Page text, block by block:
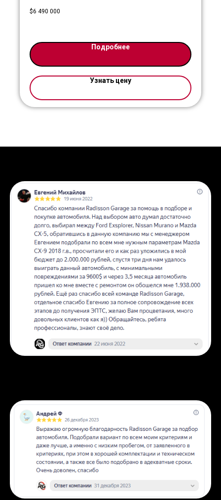
Кузов: Лифтбек
Пробег: 50 км
Тип двигателя: электро
Мощность: 544 л.с.
Трансмиссия: автомат
Передач: 1
Привод: полный
Запас хода:
526 км
$6 490 000
Подробнее
Узнать цену